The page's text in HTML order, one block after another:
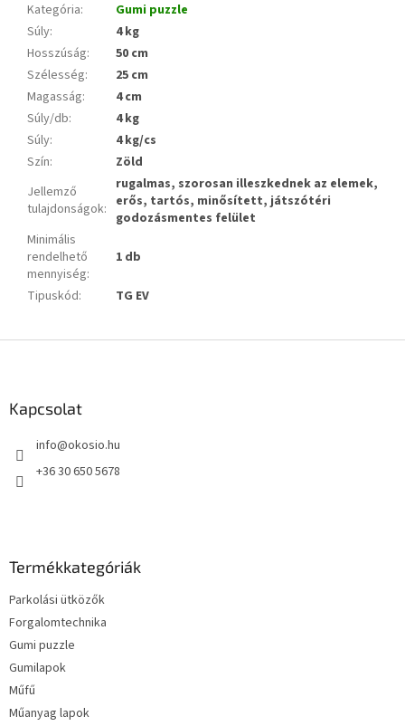
Kategória:
Gumi puzzle
Súly:
4 kg
Hosszúság:
50 cm
Szélesség:
25 cm
Magasság:
4 cm
Súly/db:
4 kg
Súly:
4 kg/cs
Szín:
Zöld
Jellemző
tulajdonságok:
rugalmas, szorosan illeszkednek az elemek,
erős, tartós, minősített, játszótéri
godozásmentes felület
Minimális
rendelhető
mennyiség:
1 db
Tipuskód: TG EV
Kapcsolat
info@okosio.hu
+36 30 650 5678
Termékkategóriák
Parkolási ütközők
Forgalomtechnika
Gumi puzzle
Gumilapok
Műfű
Műanyag lapok